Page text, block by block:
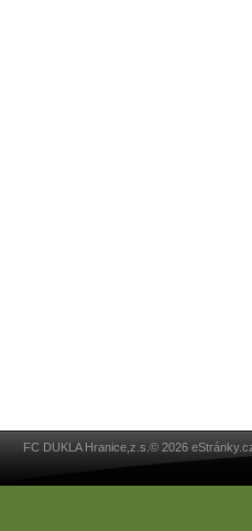
FC DUKLA Hranice,z.s.© 2026